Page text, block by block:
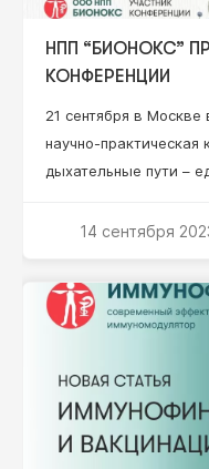
НПП “БИОНОКС”
КОНФЕРЕНЦИИ
21 сентября в
научно-
дыхательные пути –
подходы к
основе
специальностей.
конференции примут
городов России.
14 сентября